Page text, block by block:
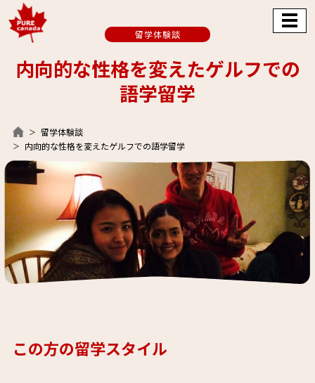
内向的な性格を変えたゲルフでの
語学留学
留学体験談
内向的な性格を変えたゲルフでの語学留学
留学体験談
この方の留学スタイル